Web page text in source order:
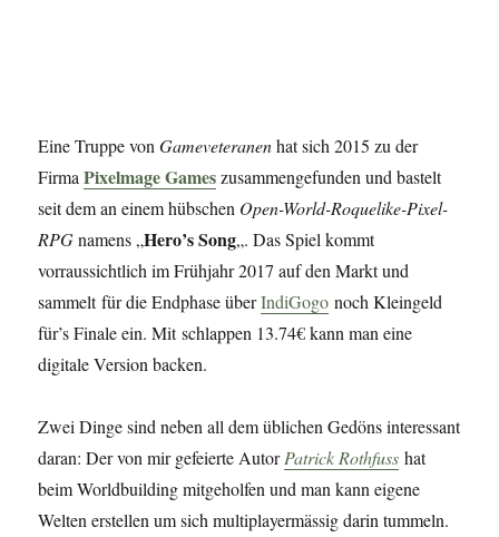
Eine Truppe vonGameveteranenhat sich 2015 zu der
FirmaPixelmage Gameszusammengefunden und bastelt
seit dem an einem hübschen Open-World-Roquelike-Pixel-
RPGnamens „Hero’s Song„. Das Spiel kommt
vorraussichtlich im Frühjahr 2017 auf den Markt und
sammelt für die Endphase überIndiGogo noch Kleingeld
für’s Finale ein. Mit schlappen 13.74€ kann man eine
digitale Version backen.
Zwei Dinge sind neben all dem üblichen Gedöns interessant
daran: Der von mir gefeierte AutorPatrick Rothfuss hat
beim Worldbuilding mitgeholfen und man kann eigene
Welten erstellen um sich multiplayermässig darin tummeln.